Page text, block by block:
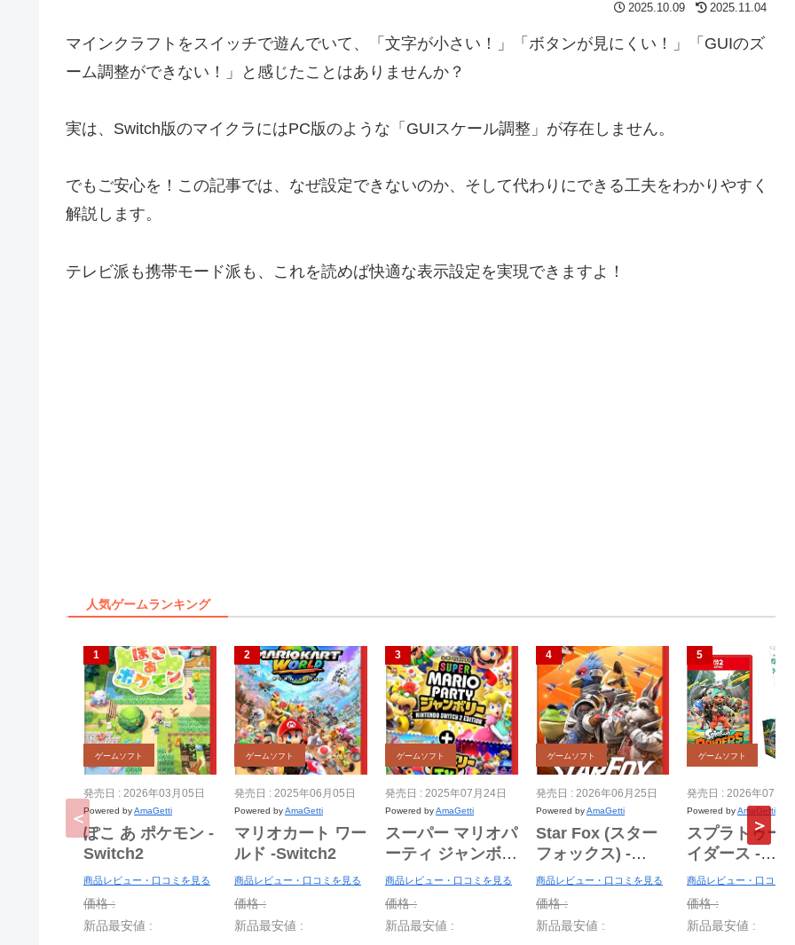
2025.10.09 2025.11.04
マインクラフトをスイッチで遊んでいて、「文字が小さい！」「ボタンが見にくい！」「GUIのズ
ーム調整ができない！」と感じたことはありませんか？
実は、Switch版のマイクラにはPC版のような「GUIスケール調整」が存在しません。
でもご安心を！この記事では、なぜ設定できないのか、そして代わりにできる工夫をわかりやすく
解説します。
テレビ派も携帯モード派も、これを読めば快適な表示設定を実現できますよ！
人気ゲームランキング
ゲームソフト
発売日 : 2026年03月05日
Powered byAmaGetti
ぽこ あ ポケモン -
Switch2
商品レビュー・口コミを見る
価格 :
新品最安値 :
ゲームソフト
発売日 : 2025年06月05日
Powered byAmaGetti
マリオカート ワー
ルド -Switch2
商品レビュー・口コミを見る
価格 :
新品最安値 :
ゲームソフト
発売日 : 2025年07月24日
Powered byAmaGetti
スーパー マリオパ
ーティ ジャンボリ
ー Nintendo
Switch 2 Edition
＋ ジャンボリー
TV -Switch2
商品レビュー・口コミを見る
価格 :
新品最安値 :
ゲームソフト
発売日 : 2026年06月25日
Powered byAmaGetti
Star Fox (スター
フォックス) -
Switch2
【Amazon.co.jp
限定】特典 アイテ
ム未定 同梱
商品レビュー・口コミを見る
価格 :
新品最安値 :
ゲームソフト
発売日 : 2026年07月
Powered byAmaGetti
スプラトゥー
イダース -
Switch2
【
限定】特典 ア
ルタンブラー
商品レビュー・口コミ
価格 :
新品最安値 :